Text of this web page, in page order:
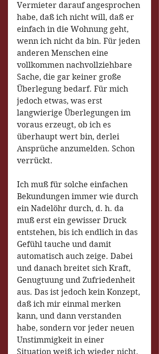
Vermieter darauf angesprochen
habe, daß ich nicht will, daß er
einfach in die Wohnung geht,
wenn ich nicht da bin. Für jeden
anderen Menschen eine
vollkommen nachvollziehbare
Sache, die gar keiner große
Überlegung bedarf. Für mich
jedoch etwas, was erst
langwierige Überlegungen im
voraus erzeugt, ob ich es
überhaupt wert bin, derlei
Ansprüche anzumelden. Schon
verrückt.
Ich muß für solche einfachen
Bekundungen immer wie durch
ein Nadelöhr durch, d. h. da
muß erst ein gewisser Druck
entstehen, bis ich endlich in das
Gefühl tauche und damit
automatisch auch zeige. Dabei
und danach breitet sich Kraft,
Genugtuung und Zufriedenheit
aus. Das ist jedoch kein Konzept,
daß ich mir einmal merken
kann, und dann verstanden
habe, sondern vor jeder neuen
Unstimmigkeit in einer
Situation weiß ich wieder nicht,